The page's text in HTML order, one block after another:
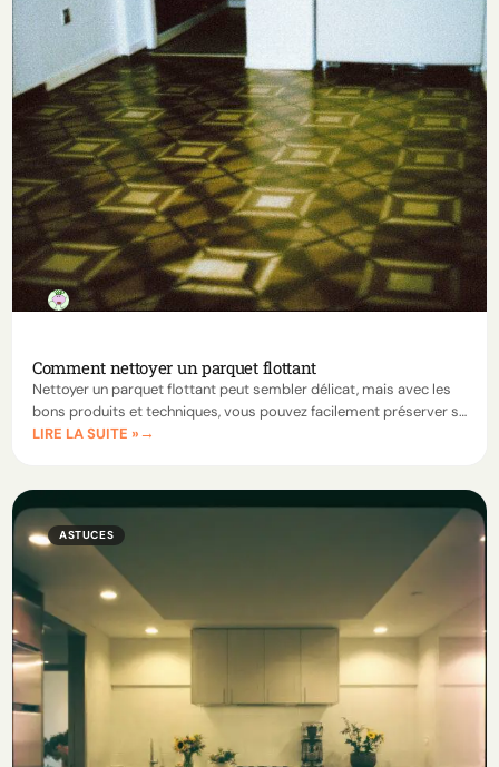
Comment nettoyer un parquet flottant
Nettoyer un parquet flottant peut sembler délicat, mais avec les
bons produits et techniques, vous pouvez facilement préserver sa
beauté et sa durabilité. Apprenez à le nettoyer efficacement et à
LIRE LA SUITE »
ASTUCES